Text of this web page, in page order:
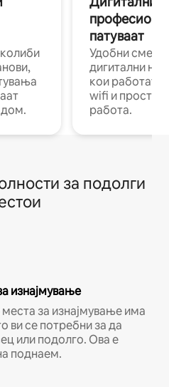
дом.
патуваат
Удобни
дигитални
кои работат
wifi и
работа.
за подолги
изнајмување
за изнајмување има
ви се потребни за да
или подолго. Ова е
поднаем.